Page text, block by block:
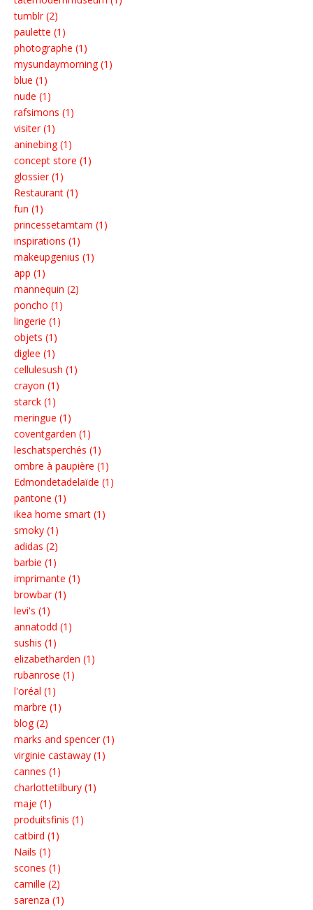
tumblr (2)
paulette (1)
photographe (1)
mysundaymorning (1)
blue (1)
nude (1)
rafsimons (1)
visiter (1)
aninebing (1)
concept store (1)
glossier (1)
Restaurant (1)
fun (1)
princessetamtam (1)
inspirations (1)
makeupgenius (1)
app (1)
mannequin (2)
poncho (1)
lingerie (1)
objets (1)
diglee (1)
cellulesush (1)
crayon (1)
starck (1)
meringue (1)
coventgarden (1)
leschatsperchés (1)
ombre à paupière (1)
Edmondetadelaïde (1)
pantone (1)
ikea home smart (1)
smoky (1)
adidas (2)
barbie (1)
imprimante (1)
browbar (1)
levi's (1)
annatodd (1)
sushis (1)
elizabetharden (1)
rubanrose (1)
l'oréal (1)
marbre (1)
blog (2)
marks and spencer (1)
virginie castaway (1)
cannes (1)
charlottetilbury (1)
maje (1)
produitsfinis (1)
catbird (1)
Nails (1)
scones (1)
camille (2)
sarenza (1)